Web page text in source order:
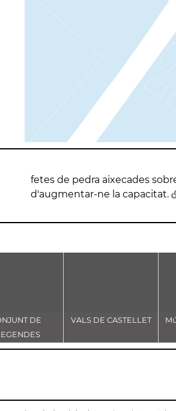
d'augmentar-ne la capacitat.
DE
AL CAMÍ
VALS DE CASTELLET